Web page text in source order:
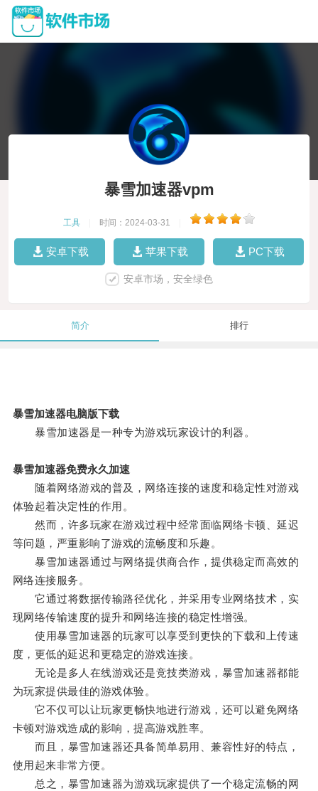
暴雪加速器vpm
工具 时间：2024-03-31
安卓下载 苹果下载 PC下载
安卓市场，安全绿色
简介 排行
暴雪加速器电脑版下载
暴雪加速器是一种专为游戏玩家设计的利器。
暴雪加速器免费永久加速
随着网络游戏的普及，网络连接的速度和稳定性对游戏
体验起着决定性的作用。
然而，许多玩家在游戏过程中经常面临网络卡顿、延迟
等问题，严重影响了游戏的流畅度和乐趣。
暴雪加速器通过与网络提供商合作，提供稳定而高效的
网络连接服务。
它通过将数据传输路径优化，并采用专业网络技术，实
现网络传输速度的提升和网络连接的稳定性增强。
使用暴雪加速器的玩家可以享受到更快的下载和上传速
度，更低的延迟和更稳定的游戏连接。
无论是多人在线游戏还是竞技类游戏，暴雪加速器都能
为玩家提供最佳的游戏体验。
它不仅可以让玩家更畅快地进行游戏，还可以避免网络
卡顿对游戏造成的影响，提高游戏胜率。
而且，暴雪加速器还具备简单易用、兼容性好的特点，
使用起来非常方便。
总之，暴雪加速器为游戏玩家提供了一个稳定流畅的网